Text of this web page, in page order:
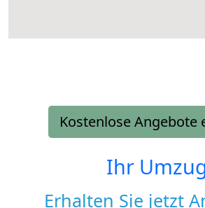
Kostenlose Angebote
Ihr
Erhalten Sie jetzt